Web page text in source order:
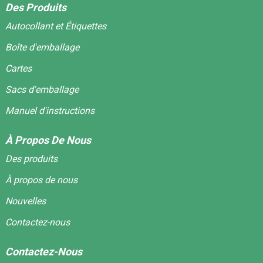
Des Produits
Autocollant et Étiquettes
Boîte d'emballage
Cartes
Sacs d'emballage
Manuel d'instructions
À Propos De Nous
Des produits
À propos de nous
Nouvelles
Contactez-nous
Contactez-Nous